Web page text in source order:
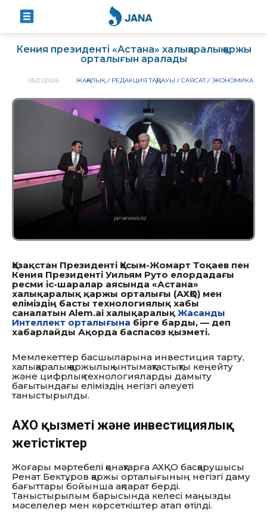
Кения президенті «Астана» халықаралық қаржы
орталығын аралады
05/21/2026 ЖАҢАЛЫҚ РЕДАКЦИЯ ТАҢДАУЫ САЯСАТ ЭКОНОМИКА
Қазақстан Президенті Қасым-Жомарт Тоқаев пен
Кения Президенті Уильям Руто елордадағы
ресми іс-шаралар аясында «Астана»
халықаралық қаржы орталығы (АХҚО) мен
еліміздің басты технологиялық хабы
саналатын Alem.ai халықаралық Жасанды
Интеллект орталығына бірге барды, — деп
хабарлайды Ақорда баспасөз қызметі.
Мемлекеттер басшыларына инвестиция тарту,
халықаралық қаржылық ынтымақтастықты кеңейту
және цифрлық технологияларды дамыту
бағытындағы еліміздің негізгі әлеуеті
таныстырылды.
АХҚО қызметі және инвестициялық
жетістіктер
Жоғары мәртебелі қонақтарға АХҚО басқарушысы
Ренат Бектұров қаржы орталығының негізгі даму
бағыттары бойынша ақпарат берді.
Таныстырылым барысында келесі маңызды
мәселелер мен көрсеткіштер атап өтілді.